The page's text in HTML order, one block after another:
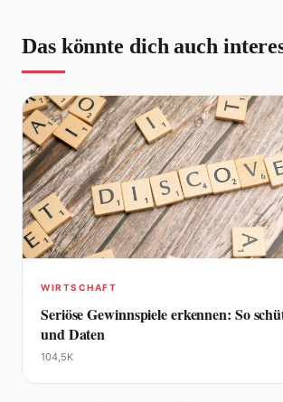
Das könnte dich auch
WIRTSCHAFT
Seriöse Gewinnspiele erkennen: So
und Daten
104,5K